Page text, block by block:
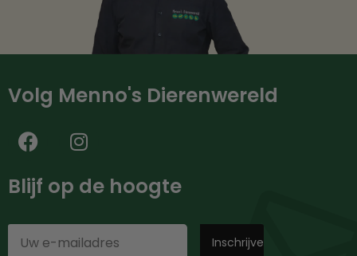
Volg Menno's Dierenwereld
Blijf op de hoogte